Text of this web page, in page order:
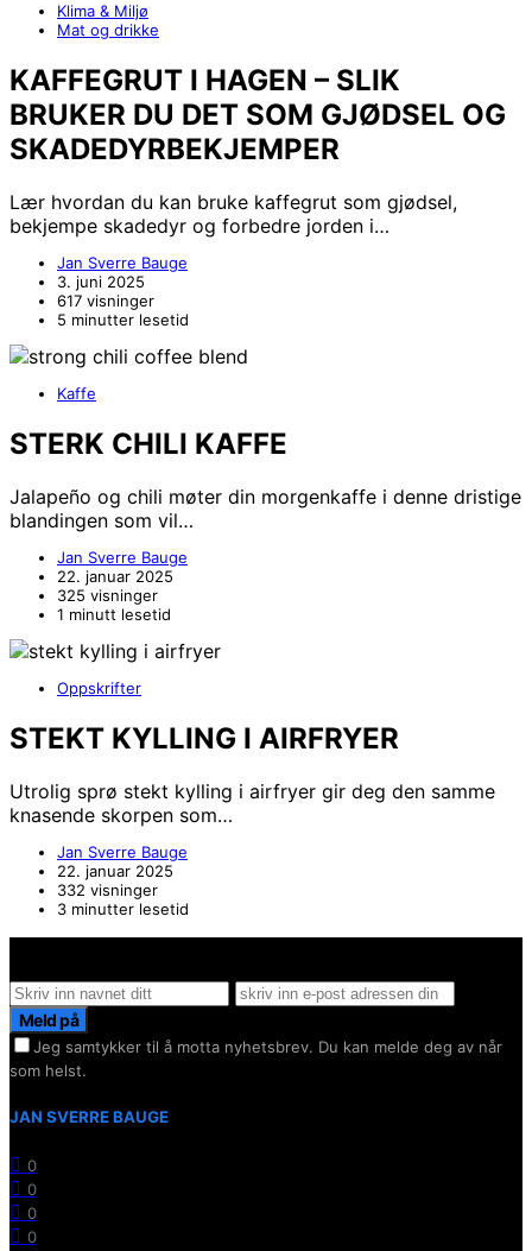
Klima & Miljø
Mat og drikke
KAFFEGRUT I HAGEN – SLIK
BRUKER DU DET SOM GJØDSEL OG
SKADEDYRBEKJEMPER
Lær hvordan du kan bruke kaffegrut som gjødsel,
bekjempe skadedyr og forbedre jorden i…
Jan Sverre Bauge
3. juni 2025
617 visninger
5 minutter lesetid
Kaffe
STERK CHILI KAFFE
Jalapeño og chili møter din morgenkaffe i denne dristige
blandingen som vil…
Jan Sverre Bauge
22. januar 2025
325 visninger
1 minutt lesetid
Oppskrifter
STEKT KYLLING I AIRFRYER
Utrolig sprø stekt kylling i airfryer gir deg den samme
knasende skorpen som…
Jan Sverre Bauge
22. januar 2025
332 visninger
3 minutter lesetid
Meld på
Jeg samtykker til å motta nyhetsbrev. Du kan melde deg av når
som helst.
JAN SVERRE BAUGE
0
0
0
0